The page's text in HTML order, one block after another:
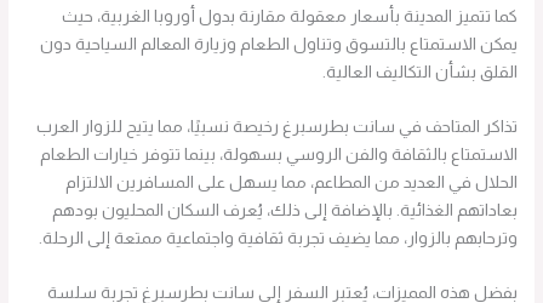
كما تتميز المدينة بأسعار معقولة مقارنة بدول أوروبا الغربية، حيث
يمكن الاستمتاع بالتسوق وتناول الطعام وزيارة المعالم السياحية دون
القلق بشأن التكاليف العالية.
تذاكر المتاحف في سانت بطرسبرغ رخيصة نسبيًا، مما يتيح للزوار العرب
الاستمتاع بالثقافة والفن الروسي بسهولة، بينما تتوفر خيارات الطعام
الحلال في العديد من المطاعم، مما يسهل على المسافرين الالتزام
بعاداتهم الغذائية. بالإضافة إلى ذلك، يُعرف السكان المحليون بودهم
وترحابهم بالزوار، مما يضيف تجربة ثقافية واجتماعية ممتعة إلى الرحلة.
بفضل هذه المميزات، يُعتبر السفر إلى سانت بطرسبرغ تجربة سلسة